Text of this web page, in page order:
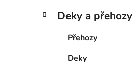
Deky a přehozy
Přehozy
Deky